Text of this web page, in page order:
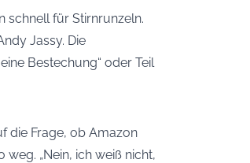
schnell für Stirnrunzeln.
Jassy. Die
Bestechung“ oder Teil
die Frage, ob Amazon
„Nein, ich weiß nicht,